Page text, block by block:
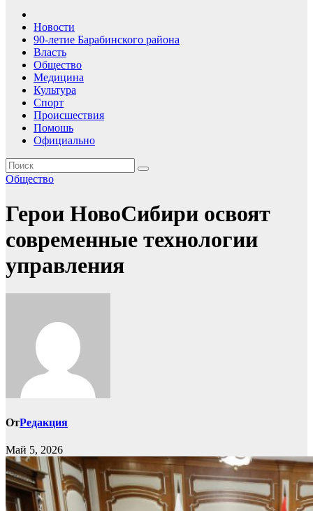
Новости
90-летие Барабинского района
Власть
Общество
Медицина
Культура
Спорт
Происшествия
Помошь
Официально
Общество
Герои НовоСибири освоят
современные технологии
управления
ОтРедакция
Май 5, 2026